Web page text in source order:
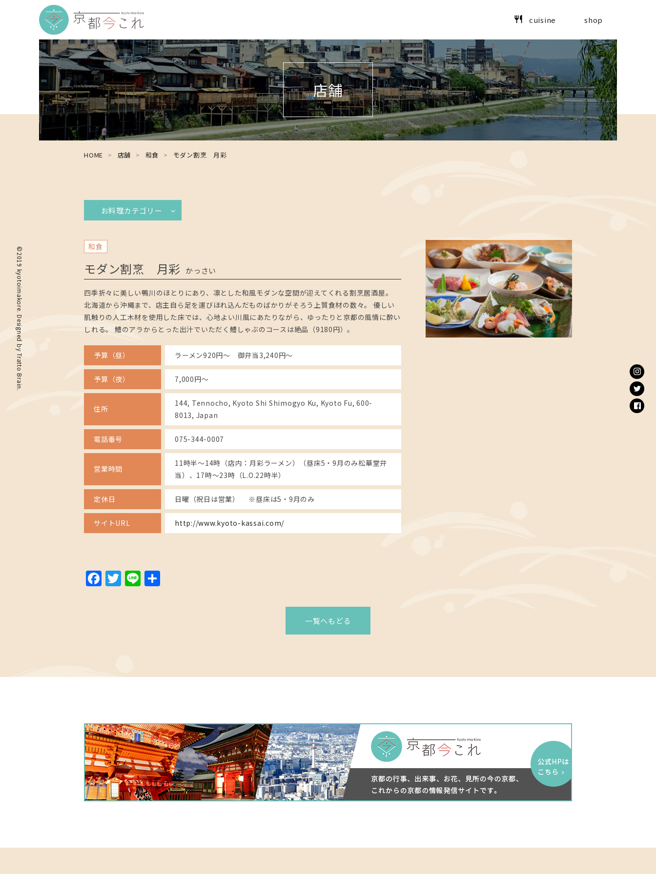
cuisine shop
店舗
HOME 店舗 和食 モダン割烹 月彩
お料理カテゴリー
和食
モダン割烹 月彩 かっさい
四季折々に美しい鴨川のほとりにあり、凛とした和風モダンな空間が迎えてくれる割烹居酒屋。
北海道から沖縄まで、店主自ら足を運びほれ込んだものばかりがそろう上質食材の数々。 優しい
肌触りの人工木材を使用した床では、心地よい川風にあたりながら、ゆったりと京都の風情に酔い
しれる。 鱧のアラからとった出汁でいただく鱧しゃぶのコースは絶品（9180円）。
予算（昼） ラーメン920円～ 御弁当3,240円～
予算（夜） 7,000円～
住所
144, Tennocho, Kyoto Shi Shimogyo Ku, Kyoto Fu, 600-
8013, Japan
電話番号 075-344-0007
営業時間
11時半～14時（店内：月彩ラーメン）（昼床5・9月のみ松華堂弁
当）、17時～23時（L.O.22時半）
定休日 日曜（祝日は営業） ※昼床は5・9月のみ
サイトURL http://www.kyoto-kassai.com/
Facebook
Twitter
Line
一覧へもどる
©2019 kyotoimakore. Designed by
Tratto Brain
.